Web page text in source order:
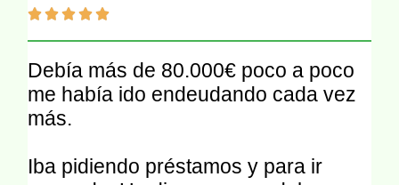
    
Debía más de 80.000€ poco a poco
me había ido endeudando cada vez
más.
Iba pidiendo préstamos y para ir